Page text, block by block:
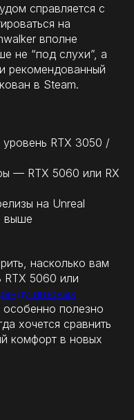
справляется с
на
вполне
не “под слухи”, а
рекомендованный
в Steam.
RTX 3050 /
— RTX 5060 или RX
на Unreal
выше
насколько вам
RTX 5060 или
игровых
особенно полезно
хочется сравнить
комфорт в новых